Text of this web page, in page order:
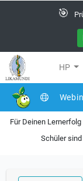
🎯
HP
Für Deinen
Schüler